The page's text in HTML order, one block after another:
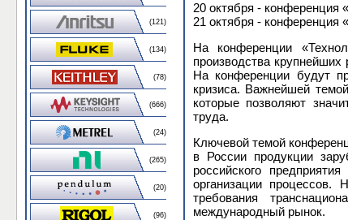
(121)
(134)
(78)
(666)
(24)
(265)
(20)
(96)
20 октября - конференция
21 октября - конференция
На конференции
производства
На конференции будут
кризиса. Важнейшей темой
которые позволяют
труда.
Ключевой темой
в России продукции
российского
организации процессов.
требования
международный рынок.